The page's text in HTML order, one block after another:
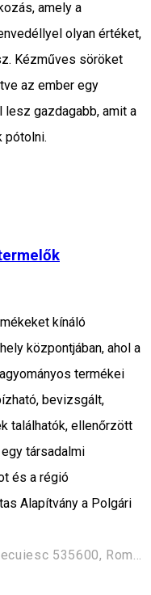
amely a
olyan értéket,
Kézműves söröket
az ember egy
gazdagabb, amit a
pótolni.
kínáló
központjában, ahol a
termékei
bevizsgált,
találhatók, ellenőrzött
társadalmi
és a régió
Alapítvány a Polgári
Strada Solymossy 31, Odorheiu Secuiesc 535600, Románia